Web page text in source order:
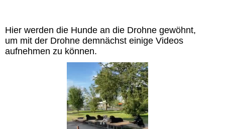
Hier werden die Hunde an die Drohne gewöhnt,
um mit der Drohne demnächst einige Videos
aufnehmen zu können.